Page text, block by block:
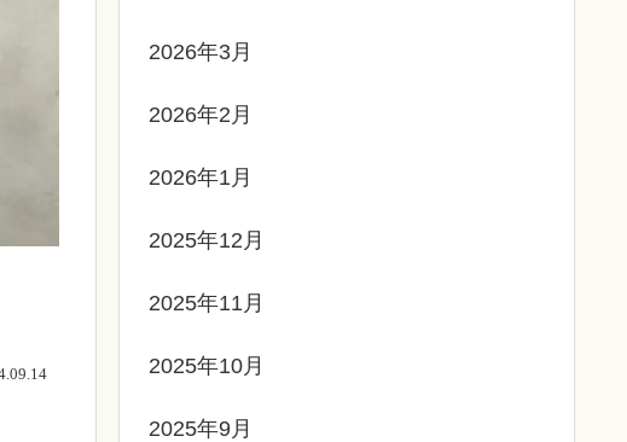
2026年3月
2026年2月
2026年1月
2025年12月
2025年11月
2025年10月
2025年9月